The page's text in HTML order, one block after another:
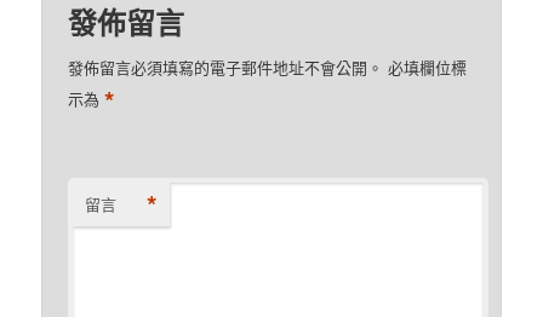
發佈留言
發佈留言必須填寫的電子郵件地址不會公開。 必填欄位標
示為*
留言 *